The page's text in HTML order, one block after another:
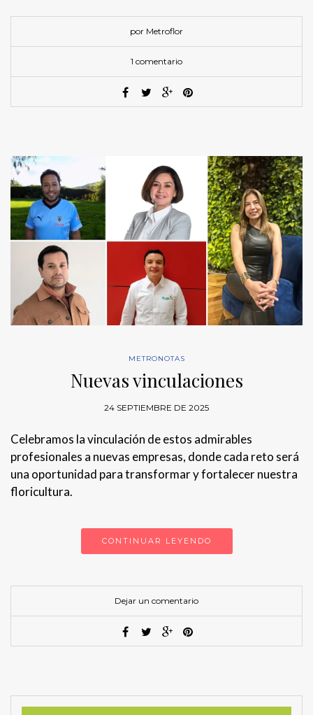
por Metroflor
1 comentario
METRONOTAS
Nuevas vinculaciones
24 SEPTIEMBRE DE 2025
Celebramos la vinculación de estos admirables
profesionales a nuevas empresas, donde cada reto será
una oportunidad para transformar y fortalecer nuestra
floricultura.
CONTINUAR LEYENDO
Dejar un comentario